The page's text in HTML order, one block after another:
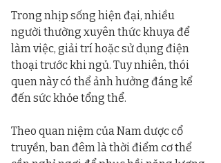
Trong nhịp sống hiện đại, nhiều
người thường xuyên thức khuya để
làm việc, giải trí hoặc sử dụng điện
thoại trước khi ngủ. Tuy nhiên, thói
quen này có thể ảnh hưởng đáng kể
đến sức khỏe tổng thể.
Theo quan niệm của Nam dược cổ
truyền, ban đêm là thời điểm cơ thể